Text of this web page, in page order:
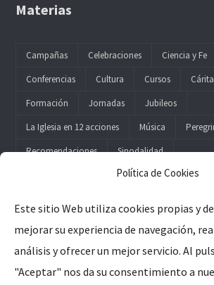
Política de Cookies
Este sitio Web utiliza cookies propias y
mejorar su experiencia de navegación,
análisis y ofrecer un mejor servicio. Al
"Aceptar" nos da su consentimiento a
Materias
Campañas Celebraciones Ciencia y Fe
Conferencias
Cultura Cursos
Formación
Jornadas
Jubileos
La Iglesia en 12 acciones
Música
Recomendaciones
Sinodalidad
Legal
Aviso Legal